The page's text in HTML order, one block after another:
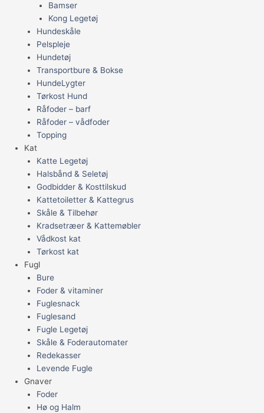
Bamser
Kong Legetøj
Hundeskåle
Pelspleje
Hundetøj
Transportbure & Bokse
HundeLygter
Tørkost Hund
Råfoder – barf
Råfoder – vådfoder
Topping
Kat
Katte Legetøj
Halsbånd & Seletøj
Godbidder & Kosttilskud
Kattetoiletter & Kattegrus
Skåle & Tilbehør
Kradsetræer & Kattemøbler
Vådkost kat
Tørkost kat
Fugl
Bure
Foder & vitaminer
Fuglesnack
Fuglesand
Fugle Legetøj
Skåle & Foderautomater
Redekasser
Levende Fugle
Gnaver
Foder
Hø og Halm